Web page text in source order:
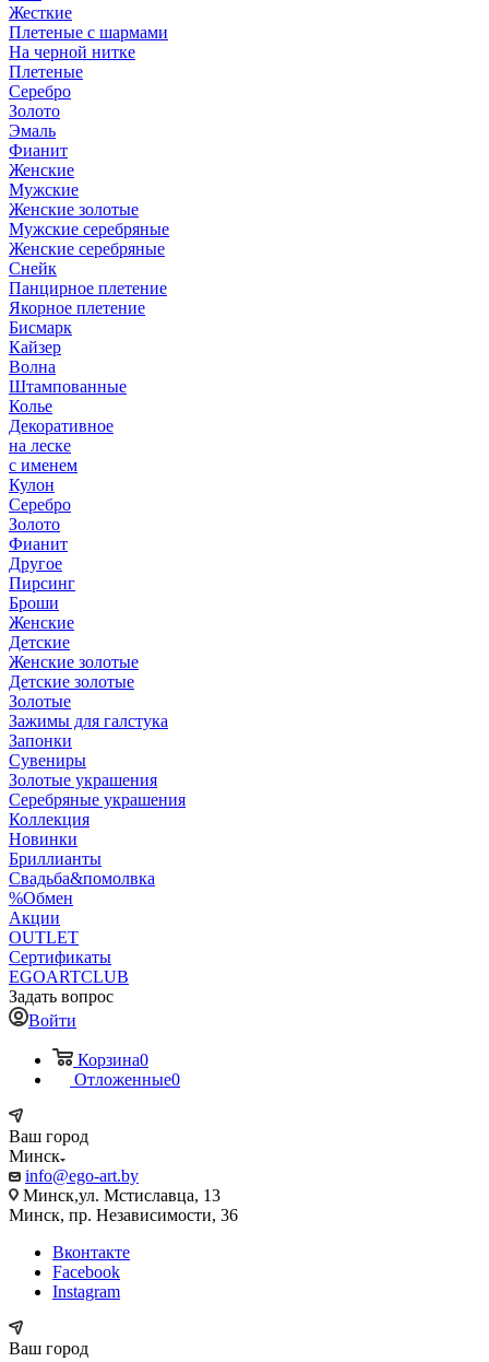
Жесткие
Плетеные с шармами
На черной нитке
Плетеные
Серебро
Золото
Эмаль
Фианит
Женские
Мужские
Женские золотые
Мужские серебряные
Женские серебряные
Снейк
Панцирное плетение
Якорное плетение
Бисмарк
Кайзер
Волна
Штампованные
Колье
Декоративное
на леске
с именем
Кулон
Серебро
Золото
Фианит
Другое
Пирсинг
Броши
Женские
Детские
Женские золотые
Детские золотые
Золотые
Зажимы для галстука
Запонки
Сувениры
Золотые украшения
Серебряные украшения
Коллекция
Новинки
Бриллианты
Свадьба&помолвка
%Обмен
Акции
OUTLET
Сертификаты
EGOARTCLUB
Задать вопрос
Войти
Корзина0
Отложенные0
Ваш город
Минск
info@ego-art.by
Минск,ул. Мстиславца, 13
Минск, пр. Независимости, 36
Вконтакте
Facebook
Instagram
Ваш город